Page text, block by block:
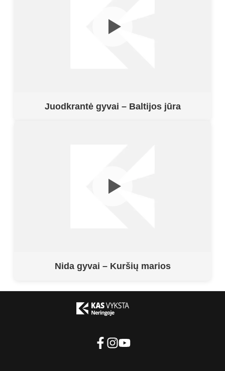
Juodkrantė gyvai – Baltijos jūra
Nida gyvai – Kuršių marios